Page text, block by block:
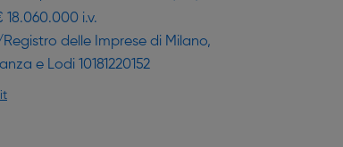
i.v.
Registro delle Imprese di Milano,
e Lodi 10181220152